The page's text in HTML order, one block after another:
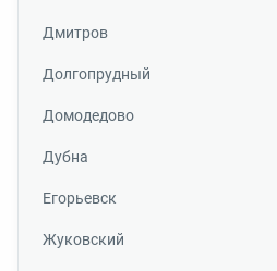
Дмитров
Долгопрудный
Домодедово
Дубна
Егорьевск
Жуковский